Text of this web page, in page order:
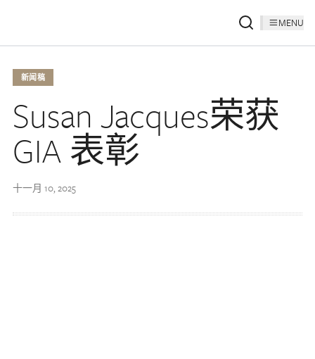
MENU
新闻稿
Susan Jacques荣获
GIA 表彰
十一月 10, 2025